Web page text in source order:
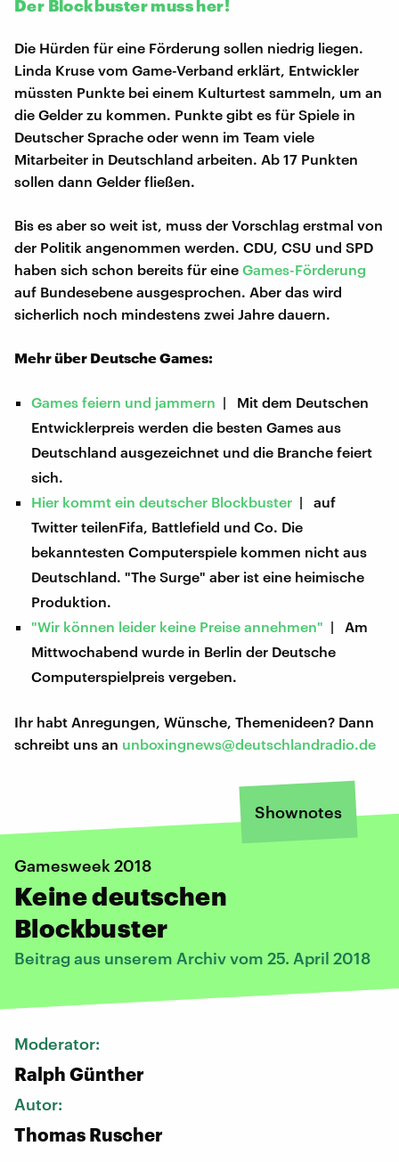
Der Blockbuster muss her!
Die Hürden für eine Förderung sollen niedrig liegen.
Linda Kruse vom Game-Verband erklärt, Entwickler
müssten Punkte bei einem Kulturtest sammeln, um an
die Gelder zu kommen. Punkte gibt es für Spiele in
Deutscher Sprache oder wenn im Team viele
Mitarbeiter in Deutschland arbeiten. Ab 17 Punkten
sollen dann Gelder fließen.
Bis es aber so weit ist, muss der Vorschlag erstmal von
der Politik angenommen werden. CDU, CSU und SPD
haben sich schon bereits für eine Games-Förderung
auf Bundesebene ausgesprochen. Aber das wird
sicherlich noch mindestens zwei Jahre dauern.
Mehr über Deutsche Games:
Games feiern und jammern | Mit dem Deutschen
Entwicklerpreis werden die besten Games aus
Deutschland ausgezeichnet und die Branche feiert
sich.
Hier kommt ein deutscher Blockbuster | auf
Twitter teilenFifa, Battlefield und Co. Die
bekanntesten Computerspiele kommen nicht aus
Deutschland. "The Surge" aber ist eine heimische
Produktion.
"Wir können leider keine Preise annehmen" | Am
Mittwochabend wurde in Berlin der Deutsche
Computerspielpreis vergeben.
Ihr habt Anregungen, Wünsche, Themenideen? Dann
schreibt uns an unboxingnews@deutschlandradio.de
Shownotes
Gamesweek 2018
Keine deutschen
Blockbuster
Beitrag aus unserem Archiv vom 25. April 2018
Moderator:
Ralph Günther
Autor:
Thomas Ruscher